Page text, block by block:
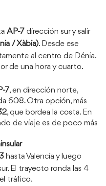
AP-7 dirección sur y salir
/ Xàbia). Desde ese
al centro de Dénia.
de una hora y cuarto.
7, en dirección norte,
608. Otra opción, más
, que bordea la costa. En
de viaje es de poco más
hasta Valencia y luego
El trayecto ronda las 4
tráfico.